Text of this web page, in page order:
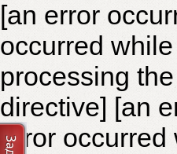
[an error
occurred
processing
directive] [an
error